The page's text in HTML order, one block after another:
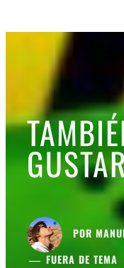
POR
FUERA DE TEMA